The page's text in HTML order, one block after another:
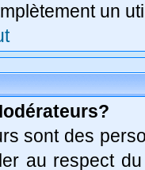
un
sont des
au respect